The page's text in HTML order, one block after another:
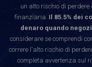
un alto rischio di
finanziaria. Il 85.5% dei
denaro quando
considerare se comprendi
correre l'alto rischio di
completa avvertenza sul